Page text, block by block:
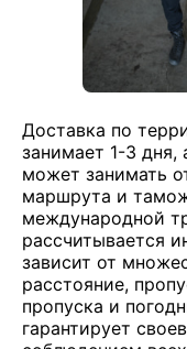
Доставка по
занимает 1-3 дня,
может занимать
маршрута и
международной
рассчитывается
зависит от
расстояние,
пропуска и
гарантирует